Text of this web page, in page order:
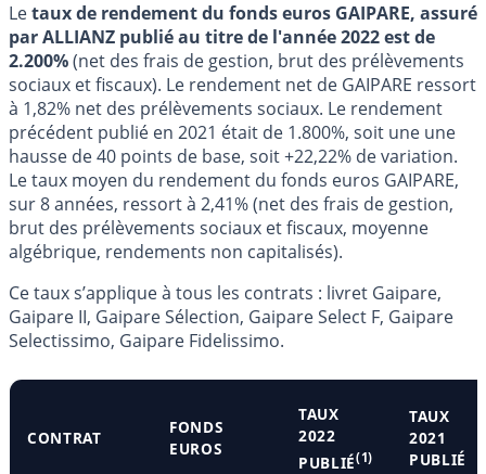
Letaux de rendement du fonds euros GAIPARE, assuré
par ALLIANZ publié au titre de l'année 2022 est de
2.200%(net des frais de gestion, brut des prélèvements
sociaux et fiscaux). Le rendement net de GAIPARE ressort
à 1,82% net des prélèvements sociaux. Le rendement
précédent publié en 2021 était de 1.800%, soit une une
hausse de 40 points de base, soit +22,22% de variation.
Le taux moyen du rendement du fonds euros GAIPARE,
sur 8 années, ressort à 2,41% (net des frais de gestion,
brut des prélèvements sociaux et fiscaux, moyenne
algébrique, rendements non capitalisés).
Ce taux s’applique à tous les contrats : livret Gaipare,
Gaipare II, Gaipare Sélection, Gaipare Select F, Gaipare
Selectissimo, Gaipare Fidelissimo.
CONTRAT
FONDS
EUROS
TAUX
2022
PUBLIÉ(1)
TAUX
2021
PUBLIÉ